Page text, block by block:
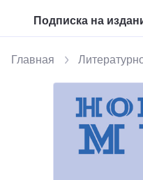
Подписка на
Главная